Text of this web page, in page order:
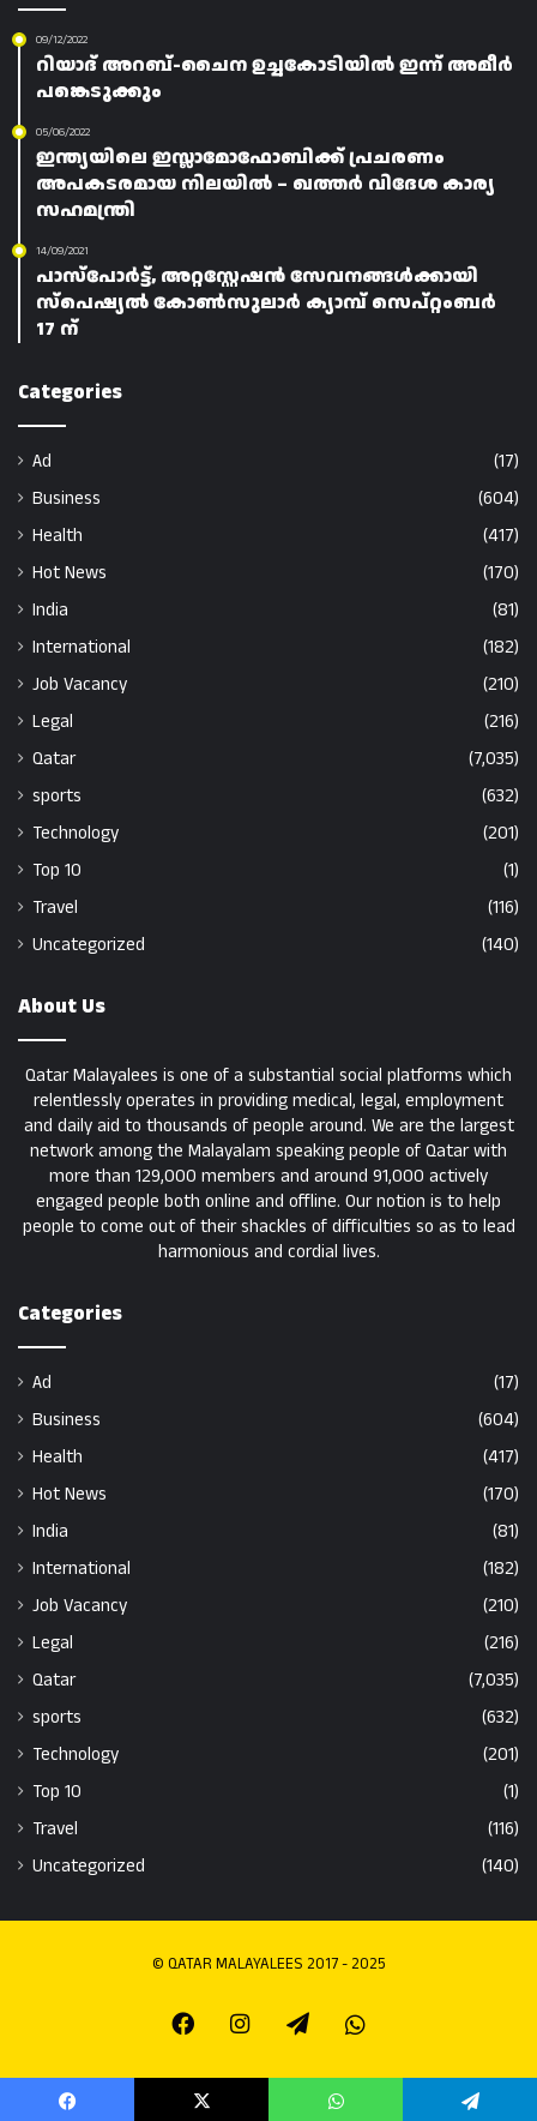
09/12/2022
റിയാദ് അറബ്-ചൈന ഉച്ചകോടിയിൽ ഇന്ന് അമീർ
പങ്കെടുക്കും
05/06/2022
ഇന്ത്യയിലെ ഇസ്ലാമോഫോബിക്ക് പ്രചരണം
അപകടരമായ നിലയിൽ – ഖത്തർ വിദേശ കാര്യ
സഹമന്ത്രി
14/09/2021
പാസ്പോർട്ട്, അറ്റസ്റ്റേഷൻ സേവനങ്ങൾക്കായി
സ്‌പെഷ്യൽ കോൺസുലാർ ക്യാമ്പ് സെപ്റ്റംബർ
17 ന്
Categories
Ad
(17)
Business
(604)
Health
(417)
Hot News
(170)
India
(81)
International
(182)
Job Vacancy
(210)
Legal
(216)
Qatar
(7,035)
sports
(632)
Technology
(201)
Top 10
(1)
Travel
(116)
Uncategorized
(140)
About Us
Qatar Malayalees is one of a substantial social platforms which
relentlessly operates in providing medical, legal, employment
and daily aid to thousands of people around. We are the largest
network among the Malayalam speaking people of Qatar with
more than 129,000 members and around 91,000 actively
engaged people both online and offline. Our notion is to help
people to come out of their shackles of difficulties so as to lead
harmonious and cordial lives.
Categories
Ad
(17)
Business
(604)
Health
(417)
Hot News
(170)
India
(81)
International
(182)
Job Vacancy
(210)
Legal
(216)
Qatar
(7,035)
sports
(632)
Technology
(201)
Top 10
(1)
Travel
(116)
Uncategorized
(140)
© QATAR MALAYALEES 2017 - 2025
FacebookInstagramTelegramWhatsapp